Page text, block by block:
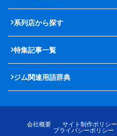
系列店から探す
特集記事一覧
ジム関連用語辞典
会社概要 サイト制作ポリシー
プライバシーポリシー